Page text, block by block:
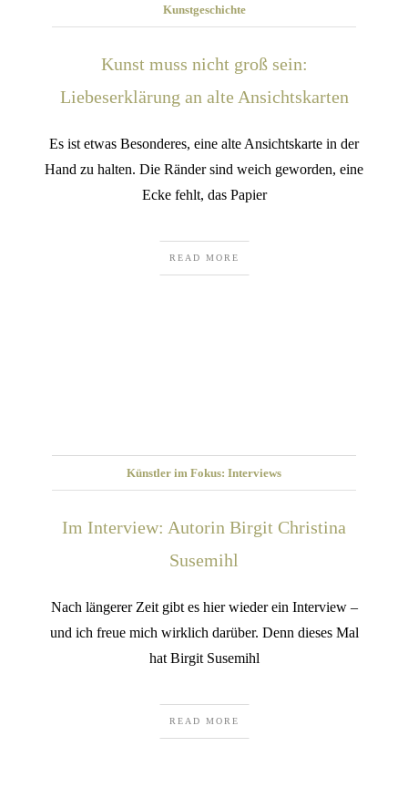
Kunstgeschichte
Kunst muss nicht groß sein:
Liebeserklärung an alte Ansichtskarten
Es ist etwas Besonderes, eine alte Ansichtskarte in der
Hand zu halten. Die Ränder sind weich geworden, eine
Ecke fehlt, das Papier
READ MORE
Künstler im Fokus: Interviews
Im Interview: Autorin Birgit Christina
Susemihl
Nach längerer Zeit gibt es hier wieder ein Interview –
und ich freue mich wirklich darüber. Denn dieses Mal
hat Birgit Susemihl
READ MORE